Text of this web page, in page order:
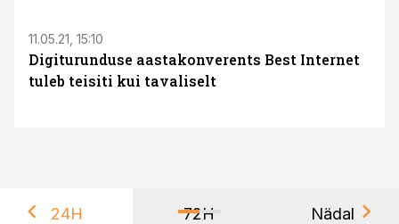
11.05.21, 15:10
Digiturunduse aastakonverents Best Internet
tuleb teisiti kui tavaliselt
24H 72H Nädal